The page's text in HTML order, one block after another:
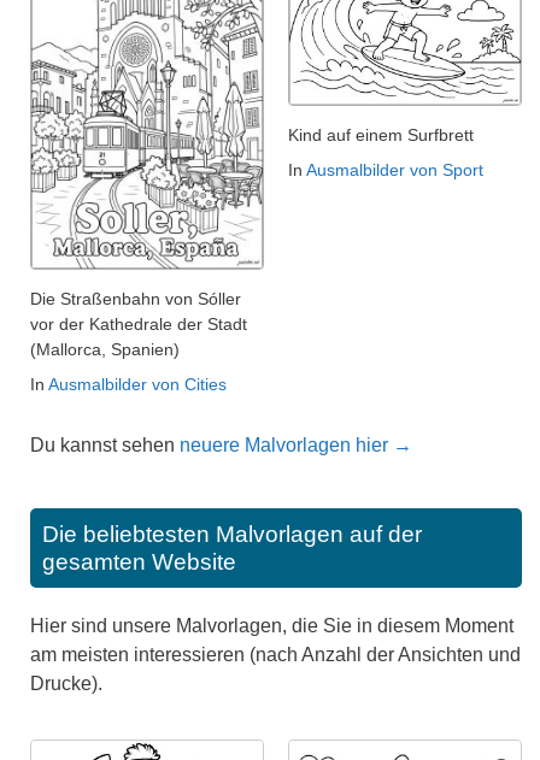
Die Straßenbahn von Sóller
vor der Kathedrale der Stadt
(Mallorca, Spanien)
In Ausmalbilder von Cities
Kind auf einem Surfbrett
In Ausmalbilder von Sport
Du kannst sehen neuere Malvorlagen hier →
Die beliebtesten Malvorlagen auf der
gesamten Website
Hier sind unsere Malvorlagen, die Sie in diesem Moment
am meisten interessieren (nach Anzahl der Ansichten und
Drucke).